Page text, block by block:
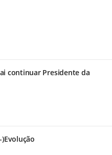
continuar Presidente da